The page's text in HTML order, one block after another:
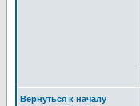
Вернуться к началу